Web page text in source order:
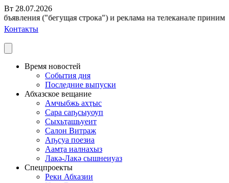
Вт 28.07.2026
("бегущая строка") и реклама на телеканале
Контакты
Время новостей
События дня
Последние выпуски
Абхазское вещание
Амчыбжь ахҭыс
Сара саҧсыуоуп
Сыхьҭашьуеит
Салон Витраж
Аҧсуа поезиа
Аамҭа иалнахыз
Лакә-Лакә сышнеиуаз
Спецпроекты
Реки Абхазии